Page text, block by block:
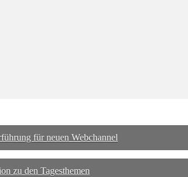
für neuen Webchannel
zu den Tagesthemen